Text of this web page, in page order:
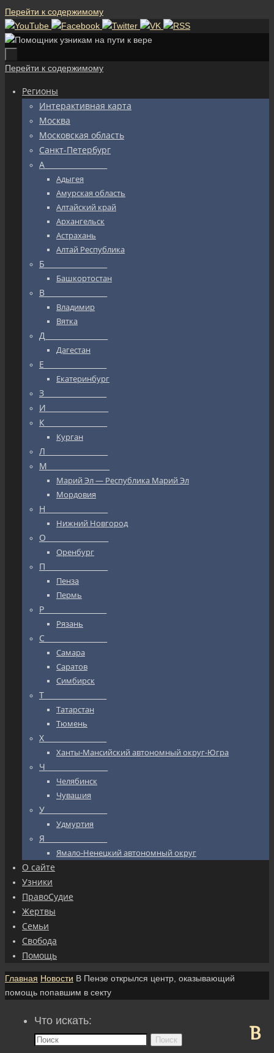
Перейти к содержимому
Перейти к содержимому
Регионы
Интерактивная карта
Москва
Московская область
Санкт-Петербург
А_________________
Адыгея
Амурская область
Алтайский край
Архангельск
Астрахань
Алтай Республика
Б_________________
Башкортостан
В_________________
Владимир
Вятка
Д_________________
Дагестан
Е_________________
Екатеринбург
З_________________
И_________________
К_________________
Курган
Л_________________
М_________________
Марий Эл — Республика Марий Эл
Мордовия
Н_________________
Нижний Новгород
О_________________
Оренбург
П_________________
Пенза
Пермь
Р_________________
Рязань
С_________________
Самара
Саратов
Симбирск
Т_________________
Татарстан
Тюмень
Х_________________
Ханты-Мансийский автономный округ-Югра
Ч_________________
Челябинск
Чувашия
У_________________
Удмуртия
Я_________________
Ямало-Ненецкий автономный округ
О сайте
Узники
ПравоСудие
Жертвы
Семьи
Свобода
Помощь
Главная Новости В Пензе открылся центр, оказывающий
помощь попавшим в секту
В
Что искать:
Поиск